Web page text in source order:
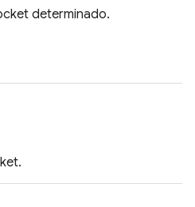
determinado.